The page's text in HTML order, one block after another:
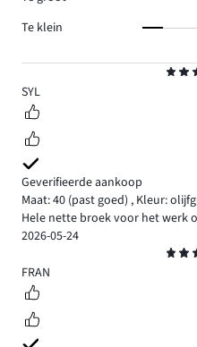
5
SYL
Geverifieerde aankoop
Maat: 40 (past goed) , Kleur:
Hele nette broek voor het werk
2026-05-24
3
FRAN
Te klein